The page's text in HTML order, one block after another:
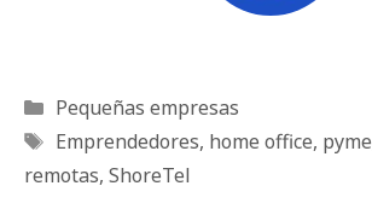
Categorías
Pequeñas empresas
Etiquetas
Emprendedores, home office, pyme
remotas, ShoreTel